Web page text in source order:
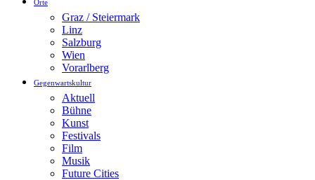
Orte
Graz / Steiermark
Linz
Salzburg
Wien
Vorarlberg
Gegenwartskultur
Aktuell
Bühne
Kunst
Festivals
Film
Musik
Future Cities